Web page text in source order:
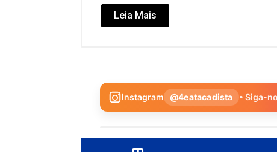
Leia Mais
Instagram @4eatacadista • Siga-